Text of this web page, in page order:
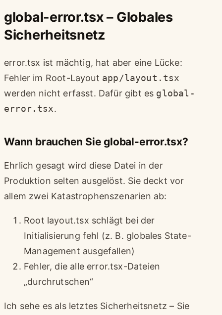
global-error.tsx – Globales
Sicherheitsnetz
error.tsx ist mächtig, hat aber eine Lücke:
Fehler im Root-Layout app/layout.tsx
werden nicht erfasst. Dafür gibt es global-
error.tsx.
Wann brauchen Sie global-error.tsx?
Ehrlich gesagt wird diese Datei in der
Produktion selten ausgelöst. Sie deckt vor
allem zwei Katastrophenszenarien ab:
Root layout.tsx schlägt bei der
Initialisierung fehl (z. B. globales State-
Management ausgefallen)
Fehler, die alle error.tsx-Dateien
„durchrutschen“
Ich sehe es als letztes Sicherheitsnetz – Sie